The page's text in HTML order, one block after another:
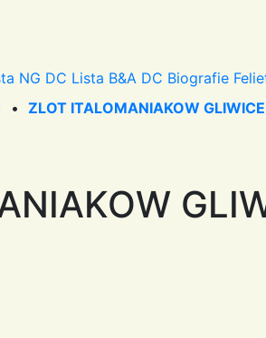
NG DC Lista B&A DC Biografie
• ZLOT ITALOMANIAKOW